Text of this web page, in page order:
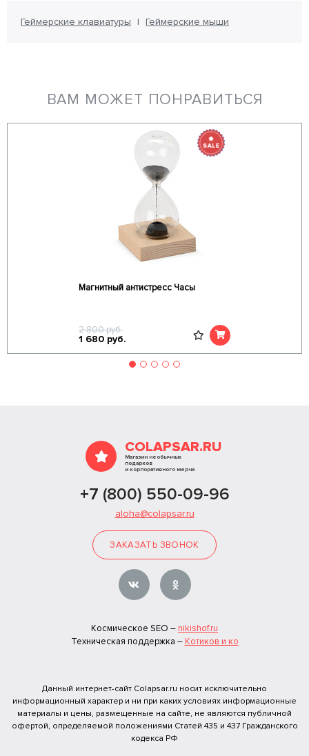
Геймерские клавиатуры Геймерские мыши
ВАМ МОЖЕТ ПОНРАВИТЬСЯ
Магнитный антистресс Часы
2 800руб.
1 680 руб.
COLAPSAR.RU
Магазин необычных
подарков
и корпоративного мерча
+7 (800) 550-09-96
aloha@colapsar.ru
ЗАКАЗАТЬ ЗВОНОК
Космическое SEO – nikishof.ru
Техническая поддержка – Котиков и ко
Данный интернет-сайт Colapsar.ru носит исключительно
информационный характер и ни при каких условиях информационные
материалы и цены, размещенные на сайте, не являются публичной
офертой, определяемой положениями Статей 435 и 437 Гражданского
кодекса РФ